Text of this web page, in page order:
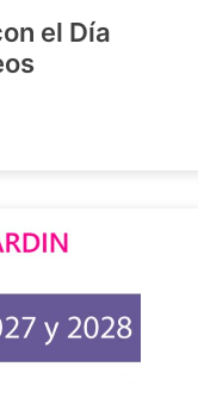
el Día